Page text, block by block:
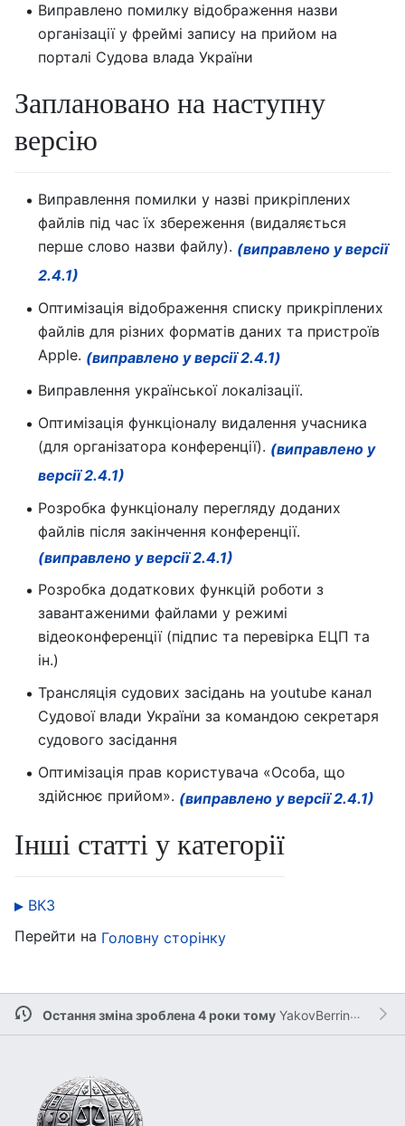
Виправлено помилку відображення назви
організації у фреймі запису на прийом на
порталі Судова влада України
Заплановано на наступну
версію
Виправлення помилки у назві прикріплених
файлів під час їх збереження (видаляється
перше слово назви файлу). (виправлено у версії
2.4.1)
Оптимізація відображення списку прикріплених
файлів для різних форматів даних та пристроїв
Apple. (виправлено у версії 2.4.1)
Виправлення української локалізації.
Оптимізація функціоналу видалення учасника
(для організатора конференції). (виправлено у
версії 2.4.1)
Розробка функціоналу перегляду доданих
файлів після закінчення конференції.
(виправлено у версії 2.4.1)
Розробка додаткових функцій роботи з
завантаженими файлами у режимі
відеоконференції (підпис та перевірка ЕЦП та
ін.)
Трансляція судових засідань на youtube канал
Судової влади України за командою секретаря
судового засідання
Оптимізація прав користувача «Особа, що
здійснює прийом». (виправлено у версії 2.4.1)
Інші статті у категорії
ВКЗ
Перейти на Головну сторінку
Остання зміна зроблена 4 роки тому YakovBerringer